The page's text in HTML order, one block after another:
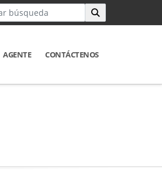
AGENTE CONTÁCTENOS